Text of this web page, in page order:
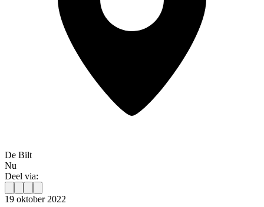
De Bilt
Nu
Deel via:
19 oktober 2022